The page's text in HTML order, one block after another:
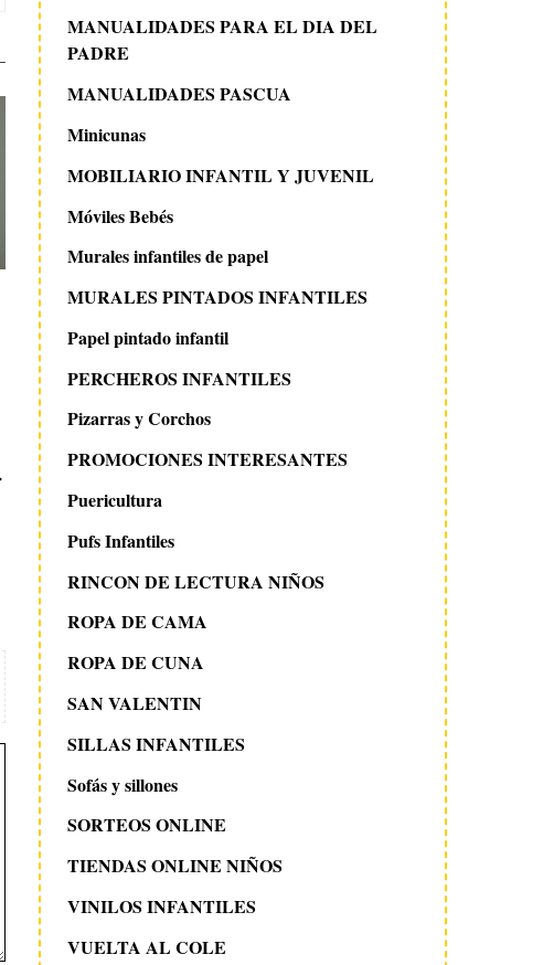
personalizadas con el
12 agosto 2011
Chiquichac para
cocineros
MANUALIDADES PARA EL DIA DEL
PADRE
MANUALIDADES PASCUA
Minicunas
MOBILIARIO INFANTIL Y JUVENIL
Móviles Bebés
Murales infantiles de papel
MURALES PINTADOS INFANTILES
Papel pintado infantil
PERCHEROS INFANTILES
Pizarras y Corchos
PROMOCIONES INTERESANTES
Puericultura
Pufs Infantiles
RINCON DE LECTURA NIÑOS
ROPA DE CAMA
ROPA DE CUNA
SAN VALENTIN
SILLAS INFANTILES
Sofás y sillones
SORTEOS ONLINE
TIENDAS ONLINE NIÑOS
VINILOS INFANTILES
VUELTA AL COLE